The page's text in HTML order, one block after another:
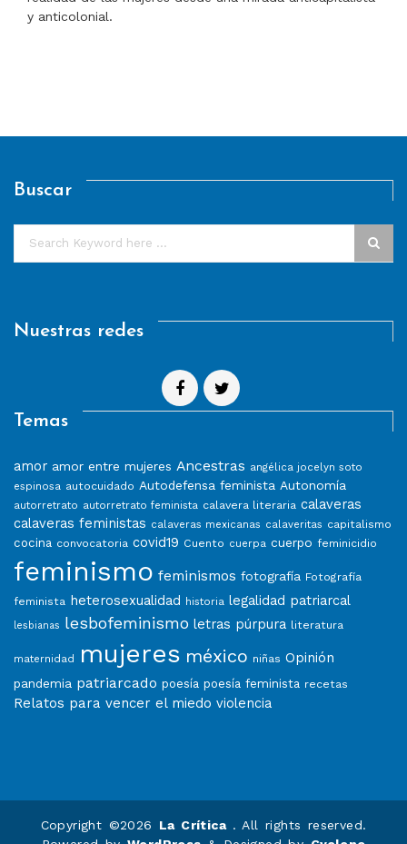
y anticolonial.
Buscar
Nuestras redes
Temas
amor amor entre mujeres Ancestras angélica jocelyn soto
espinosa autocuidado Autodefensa feminista Autonomía
autorretrato autorretrato feminista calavera literaria calaveras
calaveras feministas calaveras mexicanas calaveritas capitalismo
cocina convocatoria covid19 Cuento cuerpa cuerpo feminicidio
feminismo feminismos fotografía Fotografía
feminista heterosexualidad historia legalidad patriarcal
lesbianas lesbofeminismo letras púrpura literatura
maternidad mujeres méxico niñas Opinión
pandemia patriarcado poesía poesía feminista recetas
Relatos para vencer el miedo violencia
Copyright ©2026 La Crítica . All rights reserved.